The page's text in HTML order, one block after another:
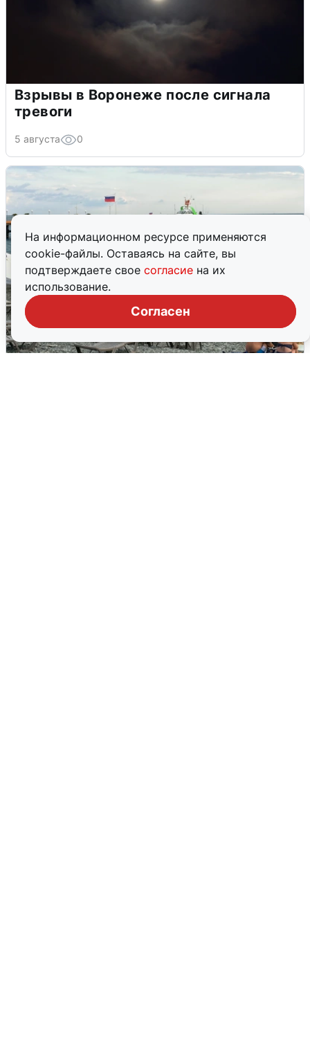
На информационном ресурсе применяются
cookie-файлы. Оставаясь на сайте, вы
подтверждаете свое согласие на их
использование.
Согласен
Взрывы в Воронеже после сигнала
тревоги
5 августа 0